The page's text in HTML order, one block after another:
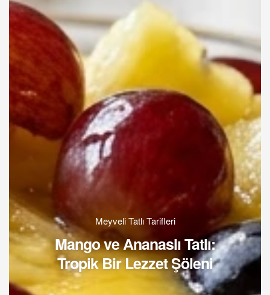
Meyveli Tatlı Tarifleri
Mango ve Ananaslı Tatlı:
Tropik Bir Lezzet Şöleni